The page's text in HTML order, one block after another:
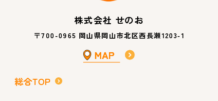
株式会社 せのお
〒700-0965 岡山県岡山市北区西長瀬1203-1
総合TOP